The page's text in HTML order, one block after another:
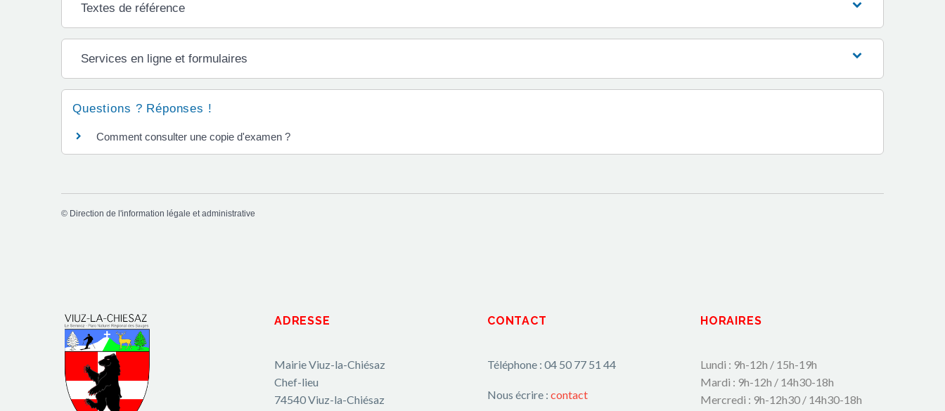
Textes de référence
Services en ligne et formulaires
Questions ? Réponses !
Comment consulter une copie d'examen ?
© Direction de l'information légale et administrative
ADRESSE
Mairie Viuz-la-Chiésaz
Chef-lieu
74540 Viuz-la-Chiésaz
CONTACT
Téléphone : 04 50 77 51 44
Nous écrire : contact
HORAIRES
Lundi : 9h-12h / 15h-19h
Mardi : 9h-12h / 14h30-18h
Mercredi : 9h-12h30 / 14h30-18h